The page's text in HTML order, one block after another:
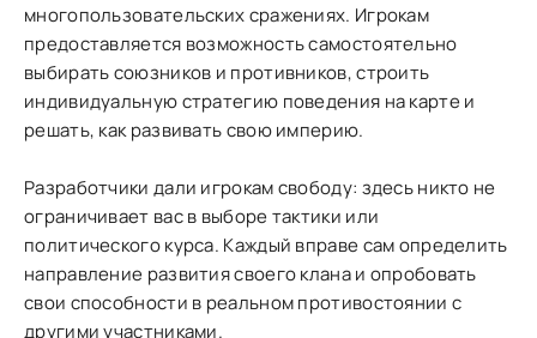
многопользовательских сражениях. Игрокам
предоставляется возможность самостоятельно
выбирать союзников и противников, строить
индивидуальную стратегию поведения на карте и
решать, как развивать свою империю.
Разработчики дали игрокам свободу: здесь никто не
ограничивает вас в выборе тактики или
политического курса. Каждый вправе сам определить
направление развития своего клана и опробовать
свои способности в реальном противостоянии с
другими участниками.